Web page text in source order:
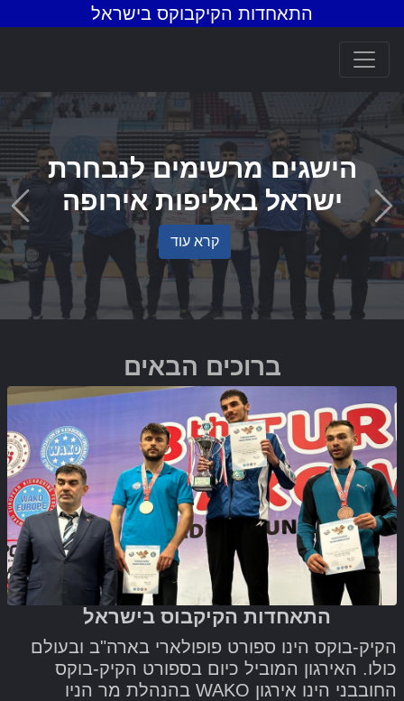
התאחדות הקיקבוקס בישראל
הישגים מרשימים לנבחרת
ישראל באליפות אירופה
קרא עוד
Next
ברוכים הבאים
התאחדות הקיקבוס בישראל
הקיק-בוקס הינו ספורט פופולארי בארה"ב ובעולם
כולו. האירגון המוביל כיום בספורט הקיק-בוקס
החובבני הינו אירגון WAKO בהנהלת מר הניו